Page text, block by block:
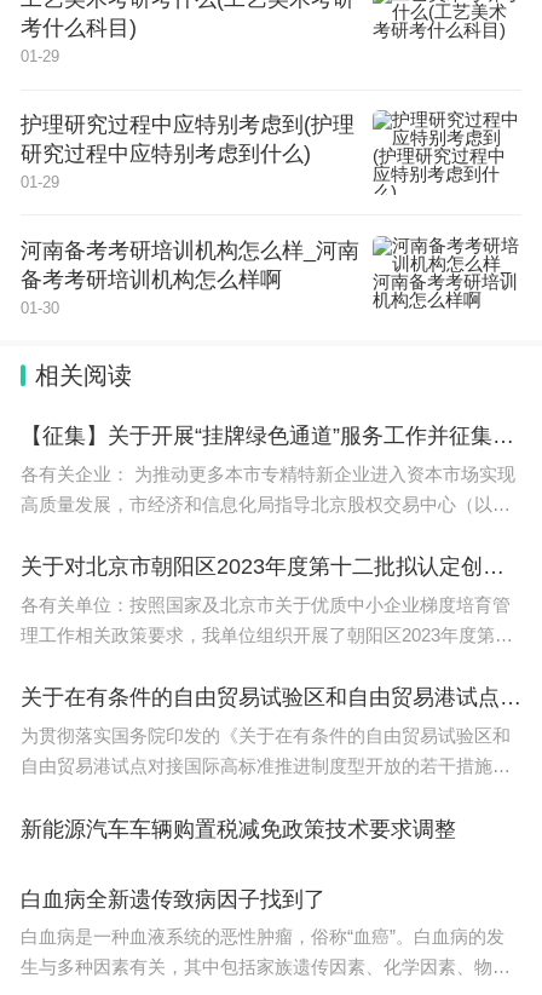
称青岛职院）是经山东省人民政府批准设立、教育部
备案的全日制公办普通高等学校，是国家首批示范性
高等职业院校、国家优质专科高等职业院校，位于青
岛市。
据2023年5月学校官网显示，有教职工801人，其中
专任教师约占80%。专任教师中具有硕士及以上学位
计划教学名师1人、全国技术能手1人、全国模范教
师1人、全国优秀教师1人、国家课程思政教学名师1
人。
技能名师4人、山东省五一劳动奖章获得者1人、山
东省“富民兴鲁”劳动奖章获得者1人、山东省先进工
作者1人、齐鲁最美教师1人、齐鲁首席技师2人。
以上，就是小编给大家带来的青岛工程职业学院春考录取线
（青岛职业技术学院春考分数线）全部内容，希望对大家有所
帮助！
考什么科目)
01-29
护理研究过程中应特别考虑到(护理
研究过程中应特别考虑到什么)
01-29
河南备考考研培训机构怎么样_河南
备考考研培训机构怎么样啊
01-30
相关阅读
【征集】关于开展“挂牌绿色通道”服务工作并征集首批挂牌绿色通道服务企业的通知
各有关企业： 为推动更多本市专精特新企业进入资本市场实现
高质量发展，市经济和信息化局指导北京股权交易中心（以下
势，依托北京
关于对北京市朝阳区2023年度第十二批拟认定创新型中小企业名单进行公示的通知
各有关单位：按照国家及北京市关于优质中小企业梯度培育管
理工作相关政策要求，我单位组织开展了朝阳区2023年度第十
附件)向社会进
关于在有条件的自由贸易试验区和自由贸易港试点有关进口税收政策措施的公告（2023年第75号）
为贯彻落实国务院印发的《关于在有条件的自由贸易试验区和
自由贸易港试点对接国际高标准推进制度型开放的若干措施》
一、关于暂时出
新能源汽车车辆购置税减免政策技术要求调整
白血病全新遗传致病因子找到了
白血病是一种血液系统的恶性肿瘤，俗称“血癌”。白血病的发
生与多种因素有关，其中包括家族遗传因素、化学因素、物理